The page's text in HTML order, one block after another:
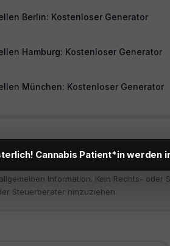
Berlin: Kostenloser Generator
Hamburg: Kostenloser Generator
München: Kostenloser Generator
Information. Kein Rechts- oder
Steuerberater hinzuziehen.
Cannabis Patient*in werden